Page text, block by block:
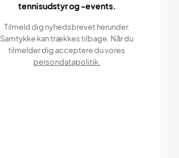
tennisudstyr og -events.
Tilmeld dig nyhedsbrevet herunder.
Samtykke kan trækkes tilbage. Når du
tilmelder dig acceptere du vores
persondatapolitik.